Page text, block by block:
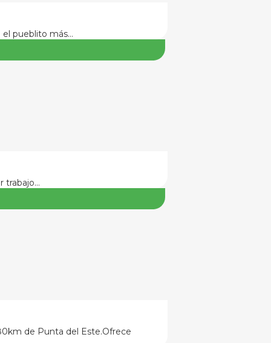
el pueblito más…
trabajo…
de Punta del Este.Ofrece